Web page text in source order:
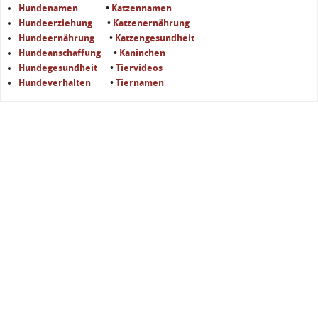
Hundenamen
• Katzennamen
Hundeerziehung • Katzenernährung
Hundeernährung • Katzengesundheit
Hundeanschaffung • Kaninchen
Hundegesundheit • Tiervideos
Hundeverhalten • Tiernamen